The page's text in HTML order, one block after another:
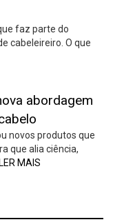
faz parte do
cabeleireiro. O que
abordagem
novos produtos que
que alia ciência,
LER MAIS